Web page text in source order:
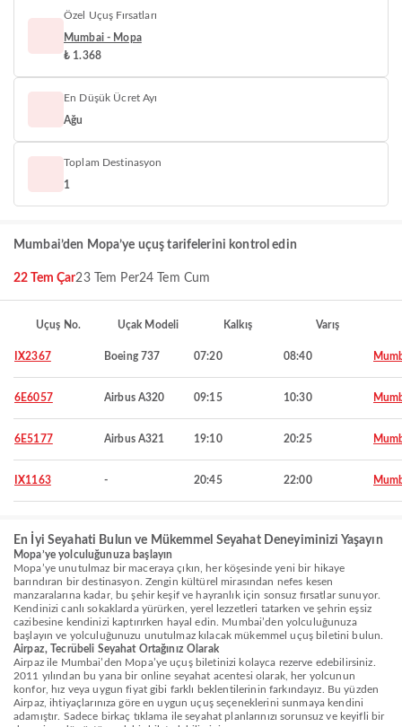
Özel Uçuş Fırsatları
Mumbai - Mopa
₺ 1.368
En Düşük Ücret Ayı
Ağu
Toplam Destinasyon
1
Mumbai’den Mopa’ye uçuş tarifelerini kontrol edin
22 Tem Çar23 Tem Per24 Tem Cum
Uçuş No. Uçak Modeli Kalkış Varış
IX2367 Boeing 737 07:20 08:40
6E6057 Airbus A320 09:15 10:30
6E5177 Airbus A321 19:10 20:25
IX1163 - 20:45 22:00
En İyi Seyahati Bulun ve Mükemmel Seyahat Deneyiminizi Yaşayın
Mopa’ye yolculuğunuza başlayın
Mopa’ye unutulmaz bir maceraya çıkın, her köşesinde yeni bir hikaye
barındıran bir destinasyon. Zengin kültürel mirasından nefes kesen
manzaralarına kadar, bu şehir keşif ve hayranlık için sonsuz fırsatlar sunuyor.
Kendinizi canlı sokaklarda yürürken, yerel lezzetleri tatarken ve şehrin eşsiz
cazibesine kendinizi kaptırırken hayal edin. Mumbai’den yolculuğunuza
başlayın ve yolculuğunuzu unutulmaz kılacak mükemmel uçuş biletini bulun.
Airpaz, Tecrübeli Seyahat Ortağınız Olarak
Airpaz ile Mumbai’den Mopa’ye uçuş biletinizi kolayca rezerve edebilirsiniz.
2011 yılından bu yana bir online seyahat acentesi olarak, her yolcunun
konfor, hız veya uygun fiyat gibi farklı beklentilerinin farkındayız. Bu yüzden
Airpaz, ihtiyaçlarınıza göre en uygun uçuş seçeneklerini sunmaya kendini
adamıştır. Sadece birkaç tıklama ile seyahat planlarınızı sorunsuz ve keyifli bir